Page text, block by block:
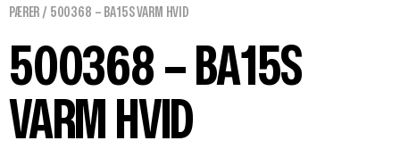
PÆRER / 500368 – BA15S VARM HVID
500368 – BA15S
VARM HVID